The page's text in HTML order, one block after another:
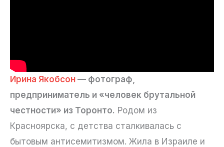
Ирина Якобсон — фотограф,
предприниматель и «человек брутальной
честности» из Торонто. Родом из
Красноярска, с детства сталкивалась с
бытовым антисемитизмом. Жила в Израиле и